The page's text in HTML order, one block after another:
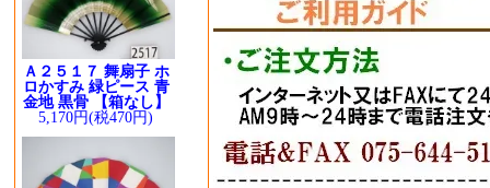
Ａ２５１７ 舞扇子 ホ
ロかすみ 緑ピース 青
金地 黒骨 【箱なし】
5,170円(税470円)